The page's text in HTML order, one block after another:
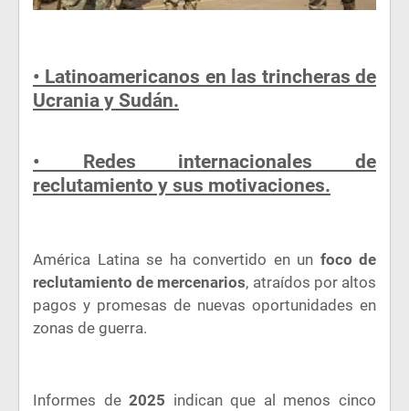
• Latinoamericanos en las trincheras de
Ucrania y Sudán.
• Redes internacionales de
reclutamiento y sus motivaciones.
América Latina se ha convertido en un foco de
reclutamiento de mercenarios, atraídos por altos
pagos y promesas de nuevas oportunidades en
zonas de guerra.
Informes de2025 indican que al menos cinco